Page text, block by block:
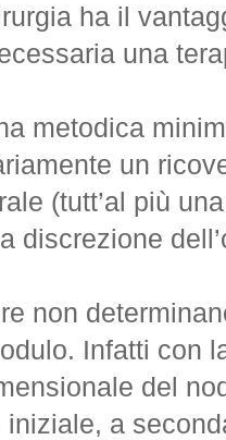
ha il
una
metodica
un
(tutt’al più
discrezione
non
Infatti con
del
iniziale, a